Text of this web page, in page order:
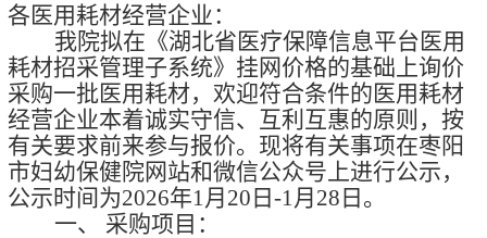
各医用耗材经营企业：
我院拟在 《湖北省医疗保障信息平台医用
耗材招采管理子系统》 挂网价格的基础上询价
采购一批医用耗材， 欢迎符合条件的医用耗材
经营企业本着诚实守信、 互利互惠的原则，按
有关要求前来参与报价。现将有关事项在枣阳
市妇幼保健院网站和微信公众号上进行公示，
公示时间为2026年1 月 20 日 -1 月 28 日。
一、 采购项目：